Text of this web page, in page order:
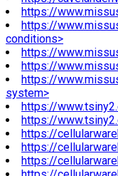
https://
https://
conditions>
https://
https://
https://
system>
https://
https://
https://
https://
https://